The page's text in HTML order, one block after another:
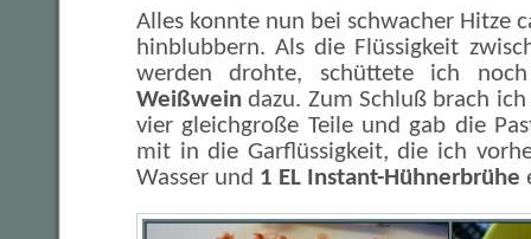
Alles konnte nun bei schwacher Hitze
hinblubbern. Als die Flüssigkeit
werden drohte, schüttete ich
Weißwein dazu. Zum Schluß brach
vier gleichgroße Teile und gab die
mit in die Garflüssigkeit, die ich
Wasser und 1 EL Instant-Hühnerbrühe